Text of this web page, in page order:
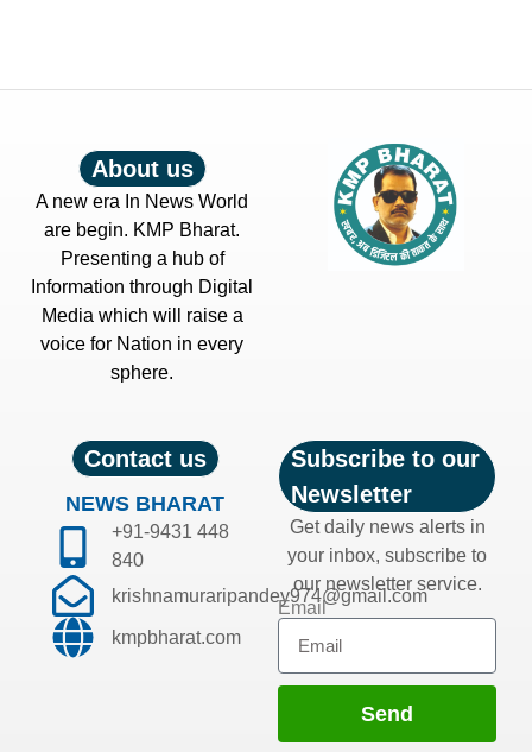
About us
A new era In News World
are begin. KMP Bharat.
Presenting a hub of
Information through Digital
Media which will raise a
voice for Nation in every
sphere.
Contact us
NEWS BHARAT
+91-9431 448
840
krishnamuraripandey974@gmail.com
kmpbharat.com
Subscribe to our
Newsletter
Get daily news alerts in
your inbox, subscribe to
our newsletter service.
Email
Send